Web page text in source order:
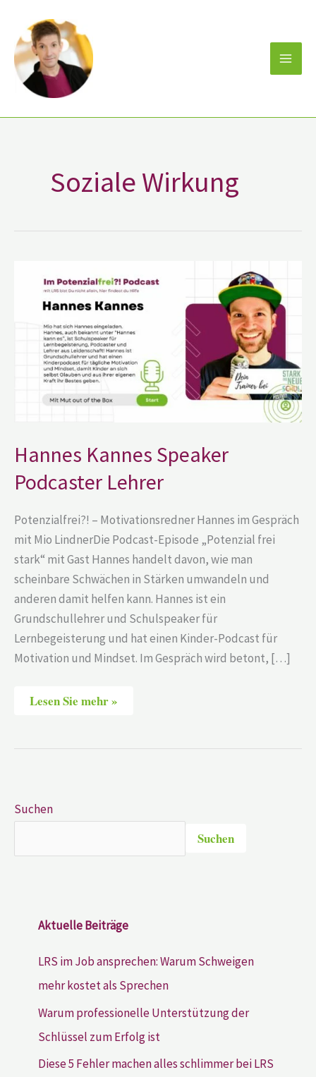
Inhalt
springen
Soziale Wirkung
Hannes Kannes Speaker
Podcaster Lehrer
Potenzialfrei?! – Motivationsredner Hannes im Gespräch
mit Mio LindnerDie Podcast-Episode „Potenzial frei
stark“ mit Gast Hannes handelt davon, wie man
scheinbare Schwächen in Stärken umwandeln und
anderen damit helfen kann. Hannes ist ein
Grundschullehrer und Schulspeaker für
Lernbegeisterung und hat einen Kinder-Podcast für
Motivation und Mindset. Im Gespräch wird betont, […]
Kannes
Speaker
Podcaster
Lehrer
Lesen Sie mehr »
Suchen
Suchen
Aktuelle Beiträge
LRS im Job ansprechen: Warum Schweigen
mehr kostet als Sprechen
Warum professionelle Unterstützung der
Schlüssel zum Erfolg ist
Diese 5 Fehler machen alles schlimmer bei LRS